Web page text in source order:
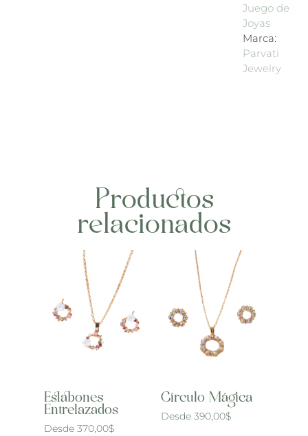
Juego de
Joyas
Marca:
Parvati
Jewelry
Productos
relacionados
Eslabones
Entrelazados
Desde 370,00$
Círculo Mágica
Desde 390,00$